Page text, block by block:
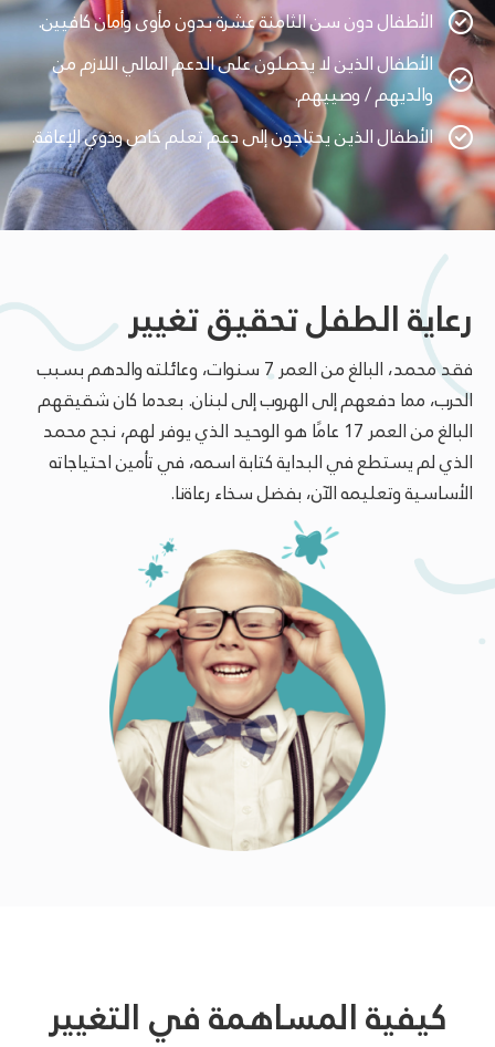
الأطفال دون سن الثامنة عشرة بدون مأوى وأمان كافيين.
الأطفال الذين لا يحصلون على الدعم المالي اللازم من
والديهم / وصييهم.
الأطفال الذين يحتاجون إلى دعم تعلم خاص وذوي الإعاقة.
رعاية الطفل تحقيق تغيير
فقد محمد، البالغ من العمر 7 سنوات، وعائلته والدهم بسبب
الحرب، مما دفعهم إلى الهروب إلى لبنان. بعدما كان شقيقهم
البالغ من العمر 17 عامًا هو الوحيد الذي يوفر لهم، نجح محمد
الذي لم يستطع في البداية كتابة اسمه، في تأمين احتياجاته
الأساسية وتعليمه الآن، بفضل سخاء رعاةنا.
كيفية المساهمة في التغيير